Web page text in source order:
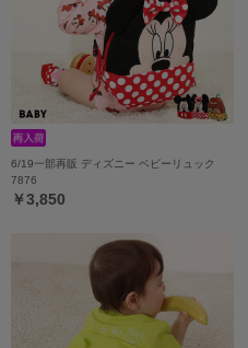
6/19一部再販 ディズニー ベビーリュック
7876
￥3,850